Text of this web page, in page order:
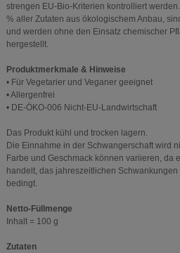
strengen EU-Bio-Kriterien kontrolliert
% aller Zutaten aus ökologischem Anbau,
und werden ohne den Einsatz chemischer
hergestellt.
Produktmerkmale & Hinweise
• Für Vegetarier und Veganer geeignet
• Allergenfrei
• DE-ÖKO-006 Nicht-EU-Landwirtschaft
Das Produkt kühl und trocken lagern.
Die Einnahme in der Schwangerschaft wird
Farbe und Geschmack können variieren, da
handelt, das jahreszeitlichen
bedingt.
Netto-Füllmenge
Inhalt = 100 g
Zutaten